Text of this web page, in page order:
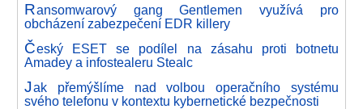
Ransomwarový gang Gentlemen využívá pro
obcházení zabezpečení EDR killery
Český ESET se podílel na zásahu proti botnetu
Amadey a infostealeru Stealc
Jak přemýšlíme nad volbou operačního systému
svého telefonu v kontextu kybernetické bezpečnosti